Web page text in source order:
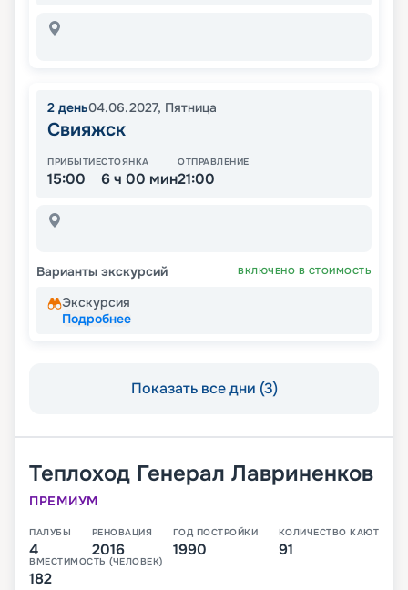
2 день04.06.2027, Пятница
Свияжск
ПРИБЫТИЕ
15:00
СТОЯНКА
6 ч 00 мин
ОТПРАВЛЕНИЕ
21:00
Варианты экскурсий ВКЛЮЧЕНО В СТОИМОСТЬ
Экскурсия
Подробнее
Показать все дни (3)
Теплоход Генерал Лавриненков
ПРЕМИУМ
ПАЛУБЫ
4
РЕНОВАЦИЯ
2016
ГОД ПОСТРОЙКИ
1990
КОЛИЧЕСТВО КАЮТ
91
ВМЕСТИМОСТЬ (ЧЕЛОВЕК)
182